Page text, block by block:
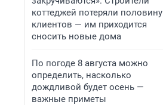
коттеджей потеряли половину
клиентов — им приходится
сносить новые дома
По погоде 8 августа можно
определить, насколько
дождливой будет осень —
важные приметы